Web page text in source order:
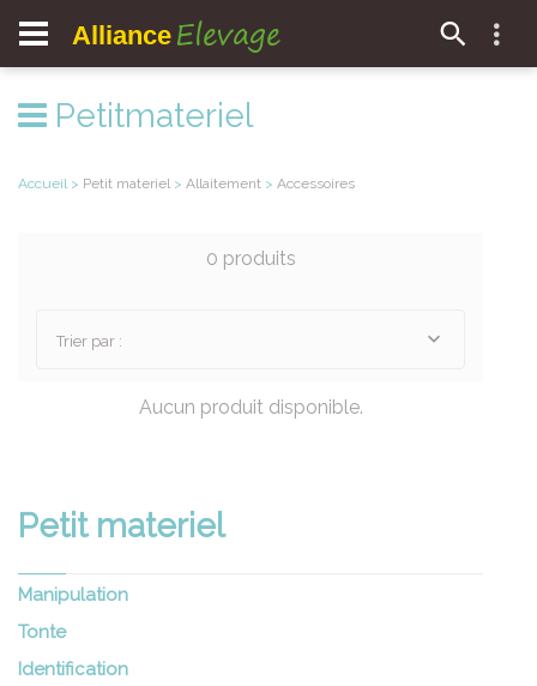
Alliance Elevage
Petitmateriel
Accueil > Petit materiel > Allaitement > Accessoires
0 produits
Trier par :
Aucun produit disponible.
Petit materiel
Manipulation
Tonte
Identification